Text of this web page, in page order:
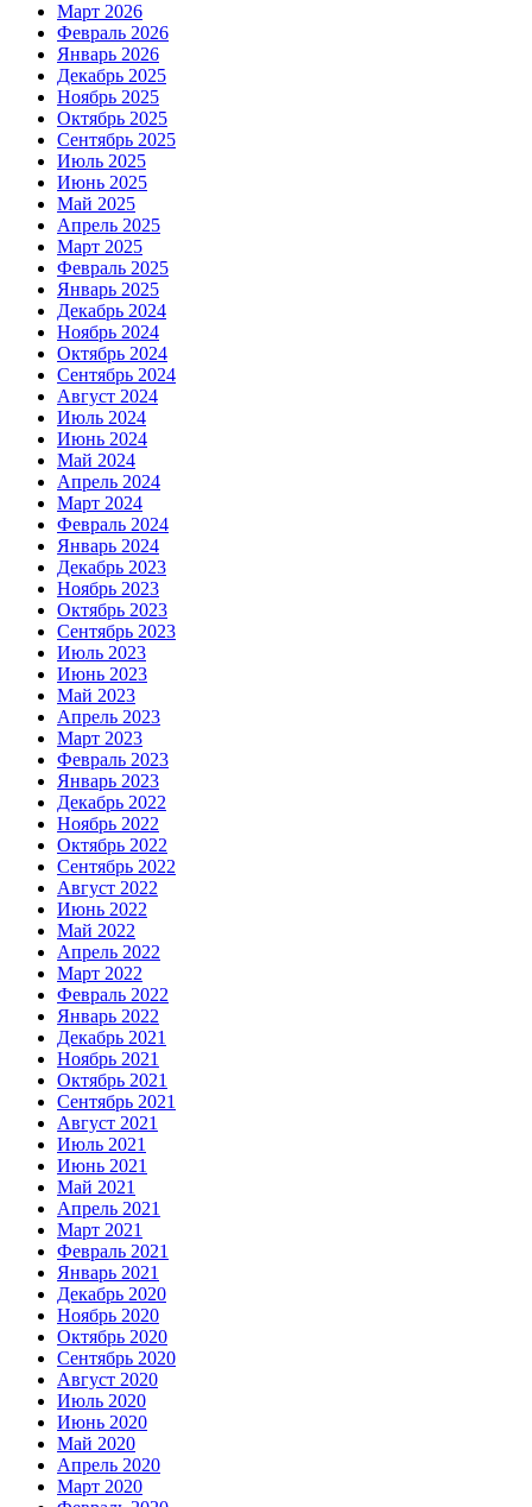
Март 2026
Февраль 2026
Январь 2026
Декабрь 2025
Ноябрь 2025
Октябрь 2025
Сентябрь 2025
Июль 2025
Июнь 2025
Май 2025
Апрель 2025
Март 2025
Февраль 2025
Январь 2025
Декабрь 2024
Ноябрь 2024
Октябрь 2024
Сентябрь 2024
Август 2024
Июль 2024
Июнь 2024
Май 2024
Апрель 2024
Март 2024
Февраль 2024
Январь 2024
Декабрь 2023
Ноябрь 2023
Октябрь 2023
Сентябрь 2023
Июль 2023
Июнь 2023
Май 2023
Апрель 2023
Март 2023
Февраль 2023
Январь 2023
Декабрь 2022
Ноябрь 2022
Октябрь 2022
Сентябрь 2022
Август 2022
Июнь 2022
Май 2022
Апрель 2022
Март 2022
Февраль 2022
Январь 2022
Декабрь 2021
Ноябрь 2021
Октябрь 2021
Сентябрь 2021
Август 2021
Июль 2021
Июнь 2021
Май 2021
Апрель 2021
Март 2021
Февраль 2021
Январь 2021
Декабрь 2020
Ноябрь 2020
Октябрь 2020
Сентябрь 2020
Август 2020
Июль 2020
Июнь 2020
Май 2020
Апрель 2020
Март 2020